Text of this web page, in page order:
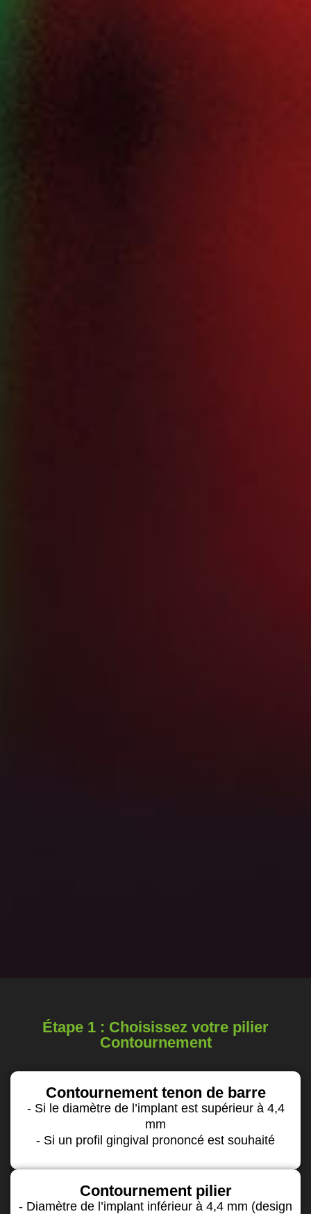
Étape 1 : Choisissez votre pilier
Contournement
Contournement tenon de barre
- Si le diamètre de l’implant est supérieur à 4,4
mm
- Si un profil gingival prononcé est souhaité
Contournement pilier
- Diamètre de l’implant inférieur à 4,4 mm (design